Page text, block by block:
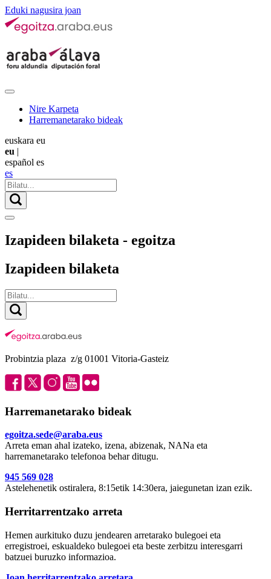
Eduki nagusira joan
Nire Karpeta
Harremanetarako bideak
euskara eu
eu |
español es
es
Izapideen bilaketa - egoitza
Izapideen bilaketa
Probintzia plaza z/g 01001 Vitoria-Gasteiz
Harremanetarako bideak
egoitza.sede@araba.eus
Arreta eman ahal izateko, izena, abizenak, NANa eta
harremanetarako telefonoa behar ditugu.
945 569 028
Astelehenetik ostiralera, 8:15etik 14:30era, jaiegunetan izan ezik.
Herritarrentzako arreta
Hemen aurkituko duzu jendearen arretarako bulegoei eta
erregistroei, eskualdeko bulegoei eta beste zerbitzu interesgarri
batzuei buruzko informazioa.